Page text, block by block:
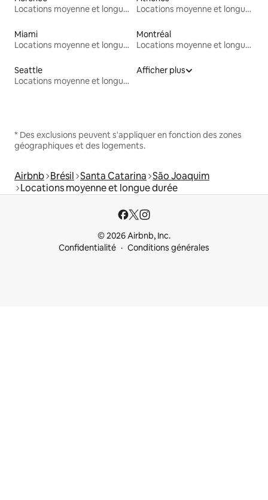
Locations moyenne et longue durée
Locations moyenne et longue durée
Miami
Locations moyenne et longue durée
Montréal
Locations moyenne et longue durée
Seattle
Locations moyenne et longue durée
Afficher plus
* Des exclusions peuvent s'appliquer en fonction des zones
géographiques et des logements.
Airbnb Brésil Santa Catarina São Joaquim
Locations moyenne et longue durée
© 2026 Airbnb, Inc.
Confidentialité
Conditions générales